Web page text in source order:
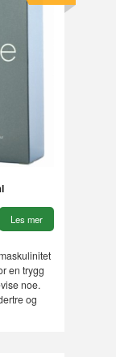
Les mer
en trygg
noe.
og